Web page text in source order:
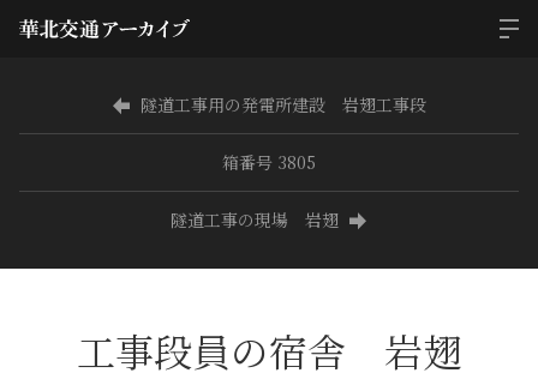
隧道工事用の発電所建設 岩翅工事段
箱番号 3805
隧道工事の現場 岩翅
工事段員の宿舎 岩翅